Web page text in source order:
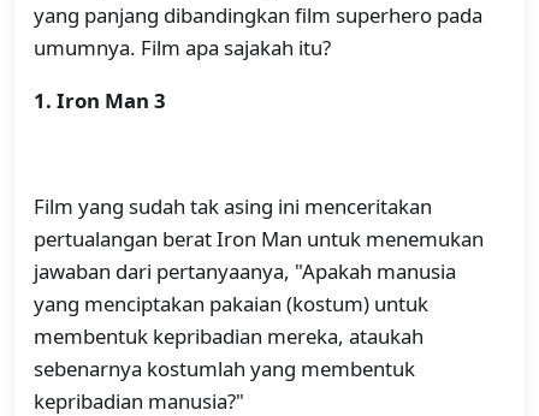
yang panjang dibandingkan film superhero pada
umumnya. Film apa sajakah itu?
1. Iron Man 3
Film yang sudah tak asing ini menceritakan
pertualangan berat Iron Man untuk menemukan
jawaban dari pertanyaanya, "Apakah manusia
yang menciptakan pakaian (kostum) untuk
membentuk kepribadian mereka, ataukah
sebenarnya kostumlah yang membentuk
kepribadian manusia?"